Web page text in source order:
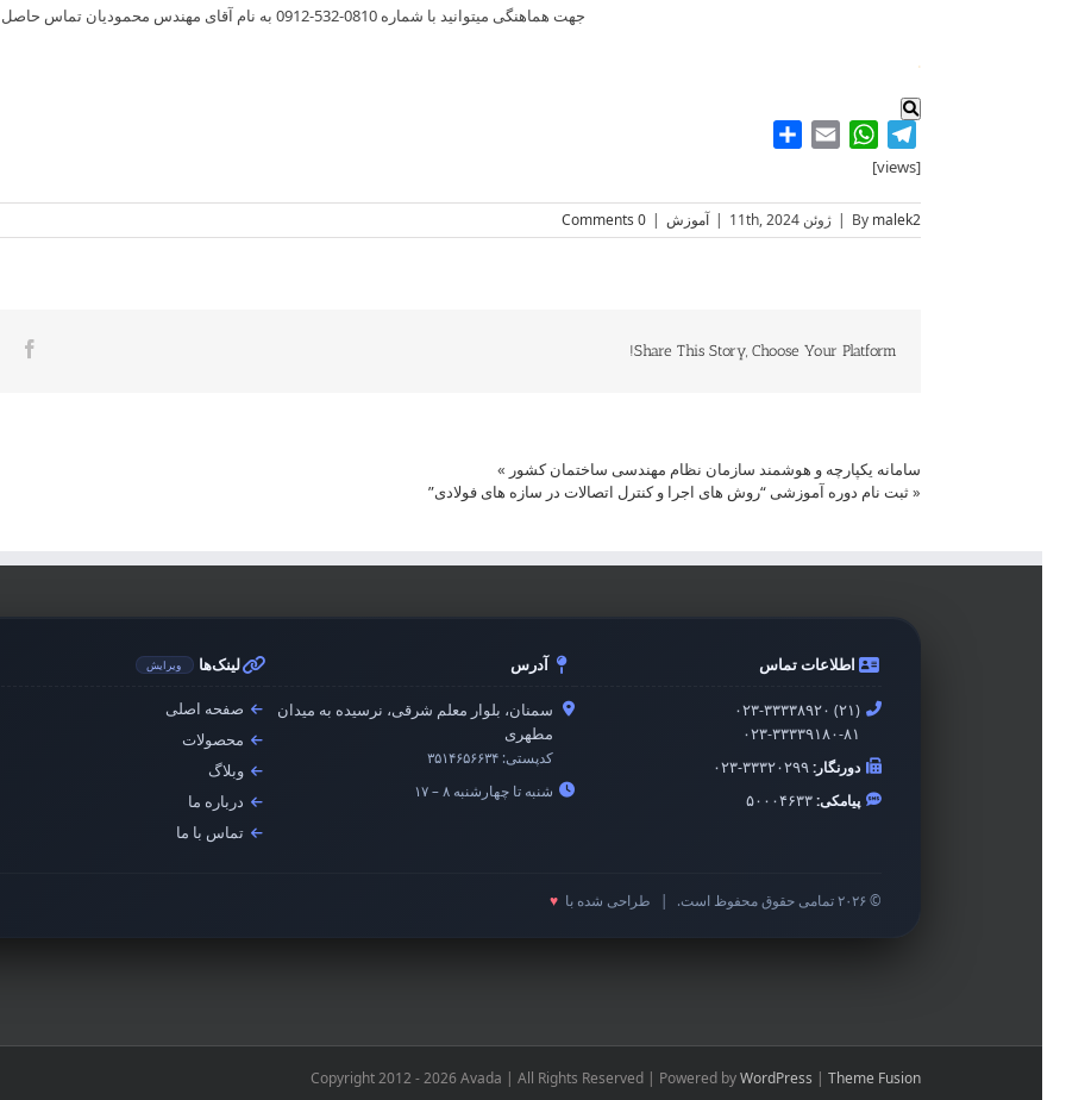
جهت هماهنگی میتوانید با شماره 0810-532-0912 به نام آقای مهندس محمودیان تماس حاصل فرمایید.
.
Telegram
WhatsApp
Email
[views]
By malek2
| ژوئن 11th, 2024 | آموزش |
0 Comments
Share This Story, Choose Your Platform!
سامانه یکپارچه و هوشمند سازمان نظام مهندسی ساختمان کشور »
«ثبت نام دوره آموزشی “روش های اجرا و کنترل اتصالات در سازه های فولادی”
اطلاعات تماس
۰۲۳-۳۳۳۳۸۹۲۰ (۲۱)
۰۲۳-۳۳۳۳۹۱۸۰-۸۱
دورنگار:۰۲۳-۳۳۳۲۰۲۹۹
پیامکی:۵۰۰۰۴۶۳۳
آدرس
سمنان، بلوار معلم شرقی، نرسیده به میدان
مطهری
کدپستی:۳۵۱۴۶۵۶۶۳۴
شنبه تا چهارشنبه ۸ – ۱۷
لینک‌ها ویرایش
صفحه اصلی
محصولات
وبلاگ
درباره ما
تماس با ما
© ۲۰۲۶ تمامی حقوق محفوظ است. طراحی شده با ♥
Copyright 2012 - 2026 Avada | All Rights Reserved | Powered byWordPress | Theme Fusion